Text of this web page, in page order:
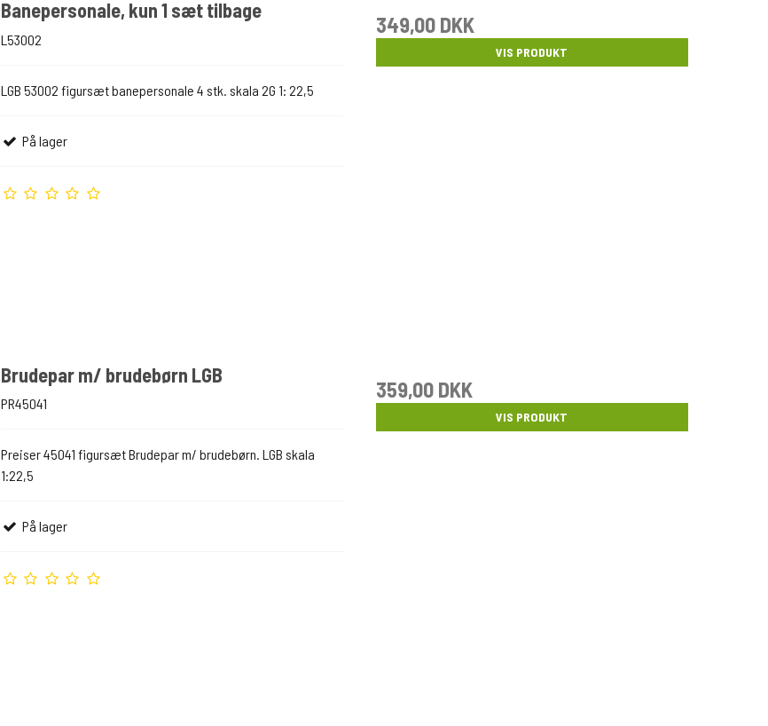
Banepersonale, kun 1 sæt tilbage
L53002
LGB 53002 figursæt banepersonale 4 stk. skala 2G 1: 22,5
På lager
349,00 DKK
VIS PRODUKT
Brudepar m/ brudebørn LGB
PR45041
Preiser 45041 figursæt Brudepar m/ brudebørn. LGB skala
1:22,5
På lager
359,00 DKK
VIS PRODUKT